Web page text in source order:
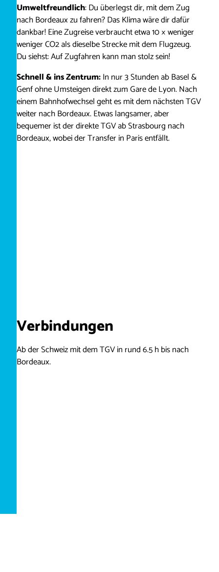
Umweltfreundlich: Du überlegst dir, mit dem Zug
nach Bordeaux zu fahren? Das Klima wäre dir dafür
dankbar! Eine Zugreise verbraucht etwa 10 × weniger
weniger CO2 als dieselbe Strecke mit dem Flugzeug.
Du siehst: Auf Zugfahren kann man stolz sein!
Schnell & ins Zentrum:In nur 3 Stunden ab Basel &
Genf ohne Umsteigen direkt zum Gare de Lyon. Nach
einem Bahnhofwechsel geht es mit dem nächsten TGV
weiter nach Bordeaux. Etwas langsamer, aber
bequemer ist der direkte TGV ab Strasbourg nach
Bordeaux, wobei der Transfer in Paris entfällt.
Verbindungen
Ab der Schweiz mit dem TGV in rund 6.5 h bis nach
Bordeaux.